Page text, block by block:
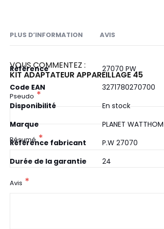
PLUS D’INFORMATION
Plus
d’information
Référence
27070 PW
Code EAN
3271780270700
Disponibilité
En stock
Marque
PLANET WATTHOM
Référence fabricant
P.W 27070
Durée de la garantie
24
AVIS
VOUS COMMENTEZ :
KIT ADAPTATEUR APPAREILLAGE 45
Pseudo
Résumé
Avis